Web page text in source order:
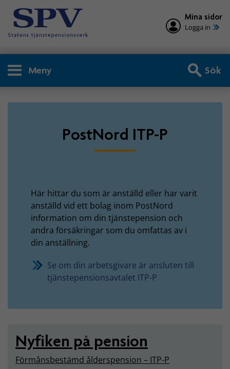
Mina sidor
Logga in
Meny Sök
PostNord ITP-P
Här hittar du som är anställd eller har varit
anställd vid ett bolag inom PostNord
information om din tjänstepension och
andra försäkringar som du omfattas av i
din anställning.
Se om din arbetsgivare är ansluten till
tjänstepensionsavtalet ITP-P
Nyfiken på pension
Förmånsbestämd ålderspension – ITP-P